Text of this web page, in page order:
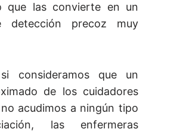
que las convierte en un
detección precoz muy
consideramos que un
de los cuidadores
acudimos a ningún tipo
las enfermeras